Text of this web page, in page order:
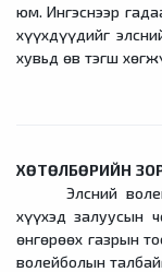
юм. Ингэснээр
хүүхдүүдийг
хувьд өв тэгш
ХӨТӨЛБӨРИЙН
Элсний
хүүхэд залуусын
өнгөрөөх газрын
волейболын